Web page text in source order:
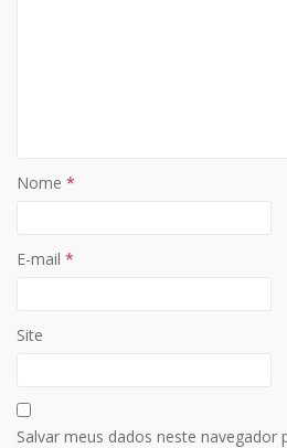
Nome *
E-mail *
Site
Salvar meus dados neste navegador